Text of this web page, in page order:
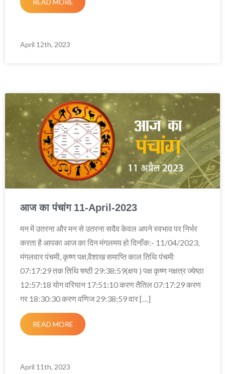
READ MORE
April 12th, 2023
आज का पंचांग 11-April-2023
मन में उतरना और मन से उतरना सदैव केवल अपने स्वभाव पर निर्भर
करता है आपका आज का दिन मंगलमय हो दिनाँक:- 11/04/2023,
मंगलवार पंचमी, कृष्ण पक्ष,वैशाख समाप्ति काल तिथि पंचमी
07:17:29 तक तिथि षष्ठी 29:38:59(क्षय ) पक्ष कृष्ण नक्षत्र ज्येष्ठा
12:57:18 योग वरियान 17:51:10 करण तैतिल 07:17:29 करण
गर 18:30:30 करण वणिज 29:38:59 वार […]
READ MORE
April 11th, 2023